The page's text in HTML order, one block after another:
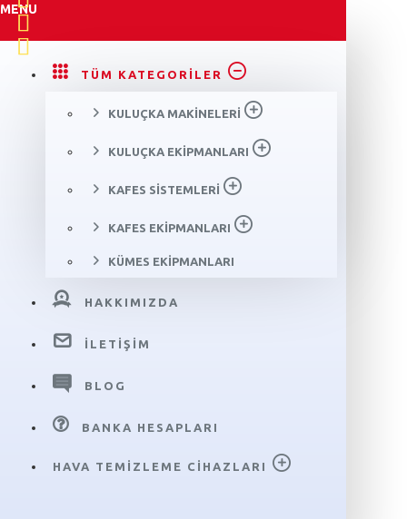
MENU
TÜM KATEGORILER
KULUÇKA MAKINELERI
KULUÇKA EKIPMANLARI
KAFES SISTEMLERI
KAFES EKIPMANLARI
KÜMES EKIPMANLARI
HAKKIMIZDA
İLETIŞIM
BLOG
BANKA HESAPLARI
HAVA TEMIZLEME CIHAZLARI